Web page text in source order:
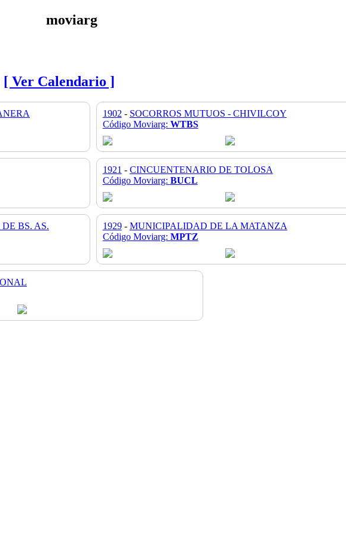
moviarg
[ Ver Calendario ]
1902 - SOCORROS MUTUOS - CHIVILCOY
Código Moviarg: WTBS
1921 - CINCUENTENARIO DE TOLOSA
Código Moviarg: BUCL
BS. AS.
1929- MUNICIPALIDAD DE LA MATANZA
Código Moviarg: MPTZ